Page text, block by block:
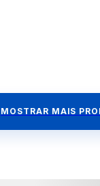
MOSTRAR MAIS